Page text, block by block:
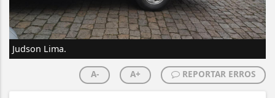
Judson Lima.
A- A+ REPORTAR ERROS